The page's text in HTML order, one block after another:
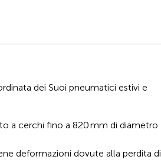
dei Suoi pneumatici estivi e
a cerchi fino a 820 mm di diametro
deformazioni dovute alla perdita di